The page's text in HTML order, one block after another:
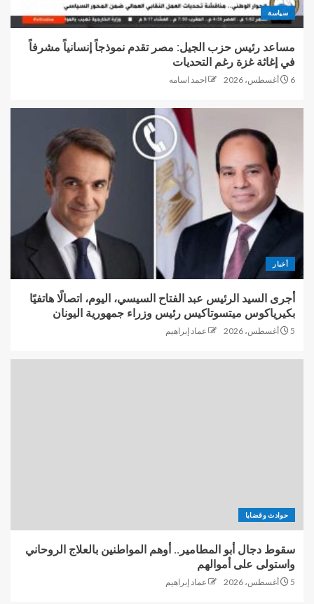
سياسة
مساعد رئيس حزب الجيل: مصر تقدم نموذجاً إنسانياً مشرفاً
في إغاثة غزة رغم التحديات
6 أغسطس، 2026 احمد اسامه
أخبار
أجرى السيد الرئيس عبد الفتاح السيسي، اليوم، اتصالًا هاتفيًا
بكيرياكوس ميتسوتاكيس رئيس وزراء جمهورية اليونان
5 أغسطس، 2026 عماد إبراهيم
حوادث وقضايا
سقوط دجال أبو المطامير.. أوهم المواطنين بالعلاج الروحاني
واستولى على أموالهم
5 أغسطس، 2026 عماد إبراهيم